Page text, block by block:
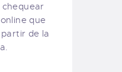
chequear
que
de la